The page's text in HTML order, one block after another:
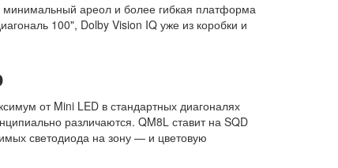
минимальный ареол и более гибкая платформа
100", Dolby Vision IQ уже из коробки и
от Mini LED в стандартных диагоналях
различаются. QM8L ставит на SQD
светодиода на зону — и цветовую